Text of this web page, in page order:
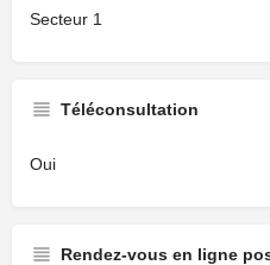
Secteur 1
Téléconsultation
Oui
Rendez-vous en ligne